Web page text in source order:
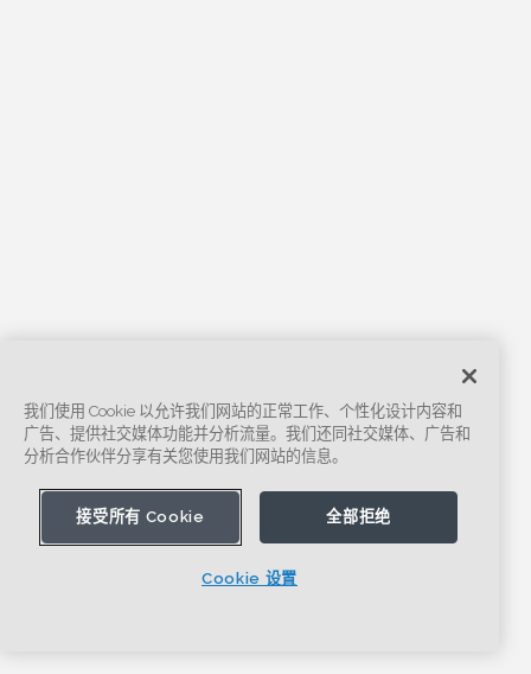
我们使用 Cookie 以允许我们网站的正常工作、个性化设计内容和
广告、提供社交媒体功能并分析流量。我们还同社交媒体、广告和
分析合作伙伴分享有关您使用我们网站的信息。
接受所有 Cookie 全部拒绝
Cookie 设置